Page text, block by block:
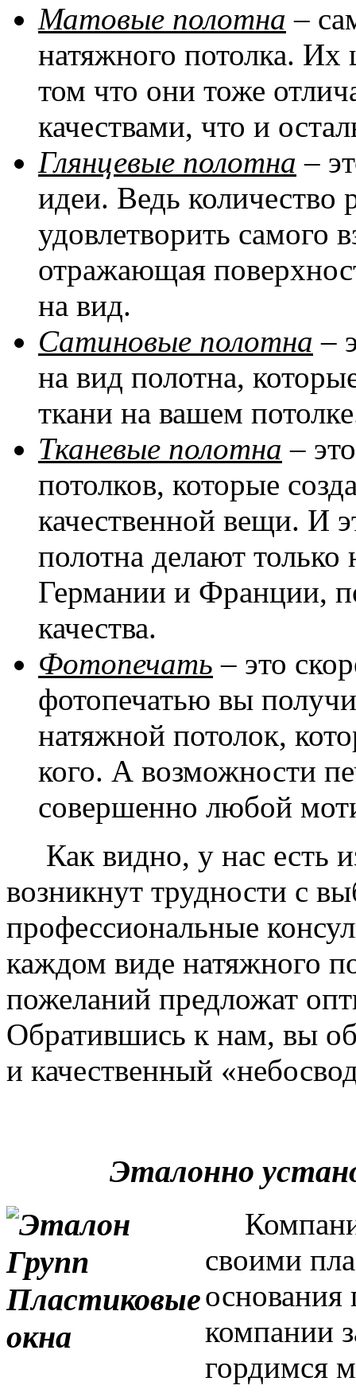
Матовые полотна –
натяжного потолка. Их
том что они тоже
качествами, что и
Глянцевые полотна –
идеи. Ведь количество
удовлетворить самого
отражающая
на вид.
Сатиновые полотна –
на вид полотна,
ткани на вашем
Тканевые полотна –
потолков, которые
качественной вещи. И
полотна делают
Германии и Франции,
качества.
Фотопечать – это
фотопечатью вы
натяжной потолок,
кого. А возможности
совершенно любой
Как видно, у нас есть
возникнут трудности с
профессиональные
каждом виде натяжного
пожеланий предложат
Обратившись к нам, вы
и качественный
Эталонно
своими
основания
компании
гордимся